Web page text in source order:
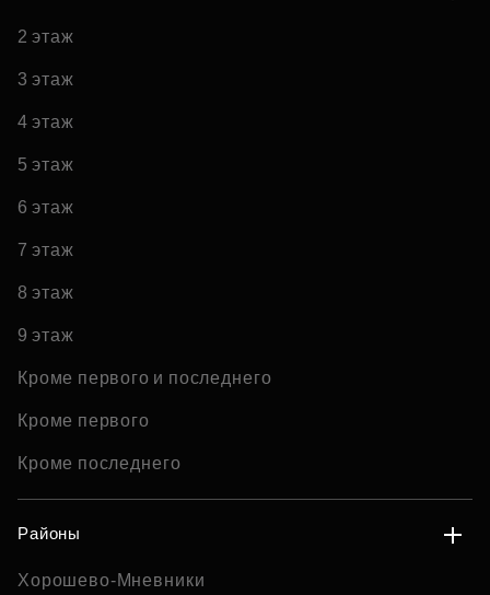
2 этаж
3 этаж
4 этаж
5 этаж
6 этаж
7 этаж
8 этаж
9 этаж
Кроме первого и последнего
Кроме первого
Кроме последнего
Районы
Хорошево-Мневники